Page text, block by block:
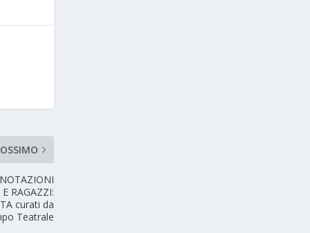
RAGAZZI:
curati da
Teatrale